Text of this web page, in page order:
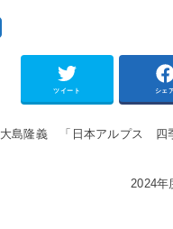
ツイート シェ
大島隆義 「日本アルプス 四
2024年